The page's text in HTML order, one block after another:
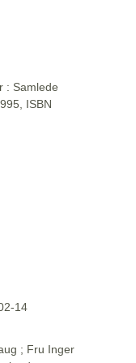
: Samlede
ISBN
14
; Fru Inger